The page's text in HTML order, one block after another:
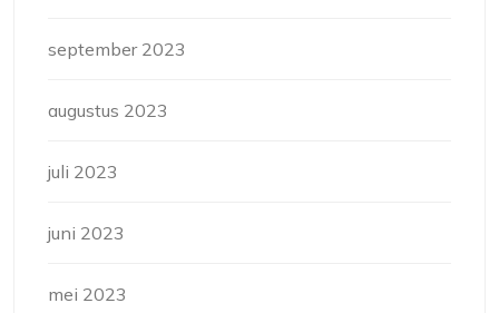
september 2023
augustus 2023
juli 2023
juni 2023
mei 2023